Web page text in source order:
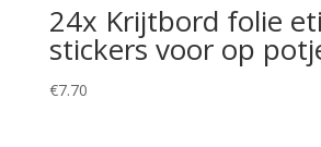
24x Krijtbord folie
stickers voor op
€7.70